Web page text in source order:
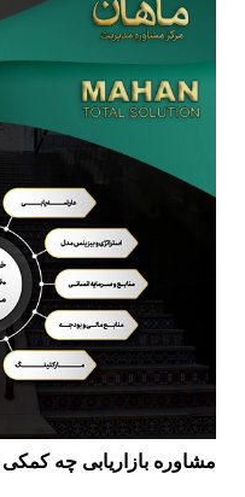
مشاوره بازاریابی چه